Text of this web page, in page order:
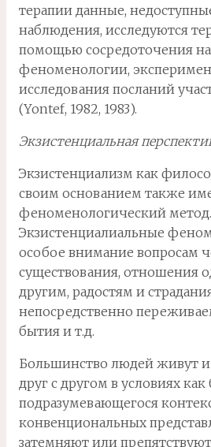
терапии данные,
наблюдения, исследуются
помощью сосредоточения
феноменологии,
исследования посланий
(Yontef, 1982, 1983).
Экзистенциальная
Экзистенциализм как
своим основанием также
феноменологический метод.
Экзистенциалиальные
особое внимание вопросам
существования, отношения
другим, радостям и
непосредственно
бытия и т.д.
Большинство людей живут
друг с другом в условиях
подразумевающегося
конвенциональных
затемняют или